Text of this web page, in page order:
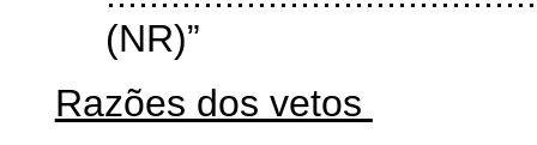
(NR)”
Razões dos vetos